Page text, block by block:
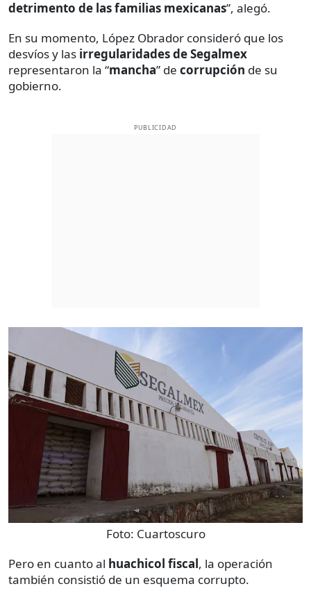
detrimento de las familias mexicanas”, alegó.
En su momento, López Obrador consideró que los
desvíos y las irregularidades de Segalmex
representaron la “mancha” de corrupción de su
gobierno.
PUBLICIDAD
Foto: Cuartoscuro
Pero en cuanto al huachicol fiscal, la operación
también consistió de un esquema corrupto.